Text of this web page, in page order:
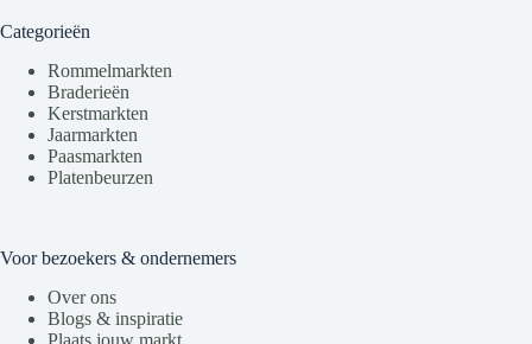
Categorieën
Rommelmarkten
Braderieën
Kerstmarkten
Jaarmarkten
Paasmarkten
Platenbeurzen
Voor bezoekers & ondernemers
Over ons
Blogs & inspiratie
Plaats jouw markt